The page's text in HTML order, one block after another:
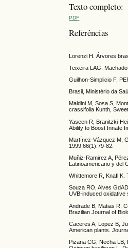
Texto completo:
PDF
Referências
Lorenzi H. Árvores
Teixeira LAG,
Guilhon-Simplicio F,
Brasil, Ministério da
Maldini M, Sosa S,
crassifolia Kunth,
Yaseen R, Branitzki-
Ability to Boost Innate
Martı́nez-Vázquez M,
1999;66(1):79-82.
Muñiz-Ramirez A,
Latinoamericano y del
Whittemore R, Knafl K.
Souza RO, Alves
UVB-induced oxidative
Andrade B, Matias R,
Brazilian Journal of
Caceres A, Lopez B,
American plants.
Pizana CG, Necha LB,